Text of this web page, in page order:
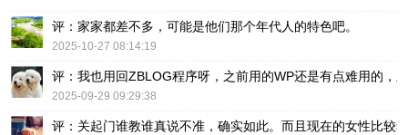
评：家家都差不多，可能是他们那个年代人的特色吧。
2025-10-27 08:14:19
评：我也用回ZBLOG程序呀，之前用的WP还是有点难用的，
2025-09-29 09:29:38
评：关起门谁教谁真说不准，确实如此。而且现在的女性比较